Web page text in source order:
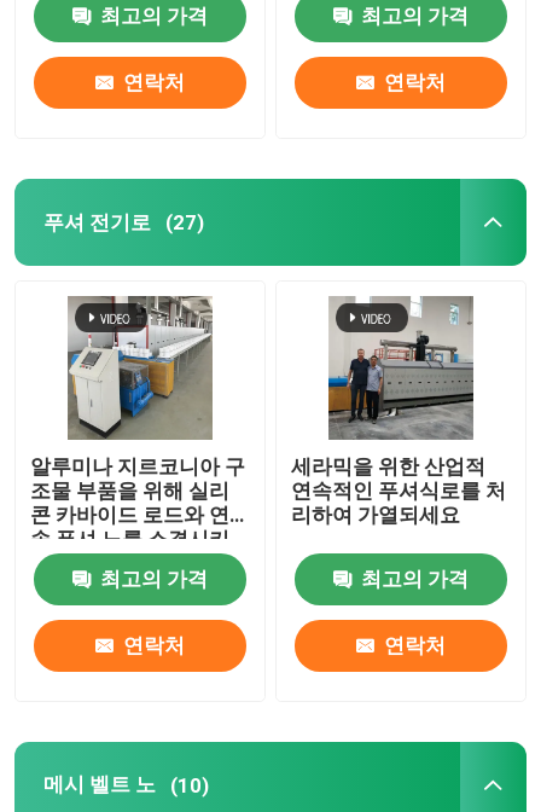
제품
우리에 대하여
공장 여행
최고의 가격
연락처
최고의 가격
연락처
푸셔 전기로 (27)
알루미나 지르코니아 구
조물 부품을 위해 실리
콘 카바이드 로드와 연
속 푸셔 노를 소결시키
는 고온
최고의 가격
연락처
세라믹을 위한 산업적
연속적인 푸셔식로를 처
리하여 가열되세요
최고의 가격
연락처
메시 벨트 노 (10)